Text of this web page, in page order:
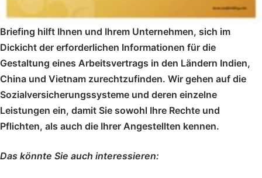
Briefing hilft Ihnen und Ihrem Unternehmen, sich im
Dickicht der erforderlichen Informationen für die
Gestaltung eines Arbeitsvertrags in den Ländern Indien,
China und Vietnam zurechtzufinden. Wir gehen auf die
Sozialversicherungssysteme und deren einzelne
Leistungen ein, damit Sie sowohl Ihre Rechte und
Pflichten, als auch die Ihrer Angestellten kennen.
Das könnte Sie auch interessieren: